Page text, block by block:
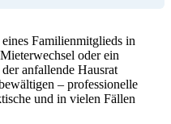
Familienmitglieds in
oder ein
anfallende Hausrat
– professionelle
und in vielen Fällen